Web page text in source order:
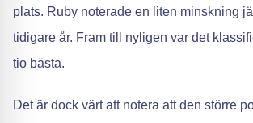
plats. Ruby noterade en liten minskning
tidigare år. Fram till nyligen var det
tio bästa.
Det är dock värt att notera att den större